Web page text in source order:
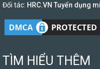
Đối tác: HRC.VN Tuyển dụng
TÌM HIỂU THÊM